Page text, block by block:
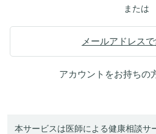
または
メールアドレス
アカウントをお持ちの
本サービスは医師による健康相談サ